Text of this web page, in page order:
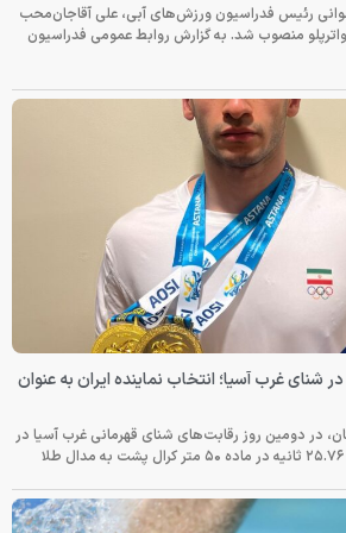
رئیس فدراسیون ورزش‌های آبی، علی آقاجان‌محب
منصوب شد. به گزارش روابط عمومی فدراسیون
غرب آسیا؛ انتخاب نماینده ایران به عنوان
در دومین روز رقابت‌های شنای قهرمانی غرب آسیا در